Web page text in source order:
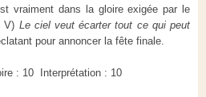
vraiment dans la gloire exigée par le
V) Le ciel veut écarter tout ce qui peut
pour annoncer la fête finale.
: 10 Interprétation : 10